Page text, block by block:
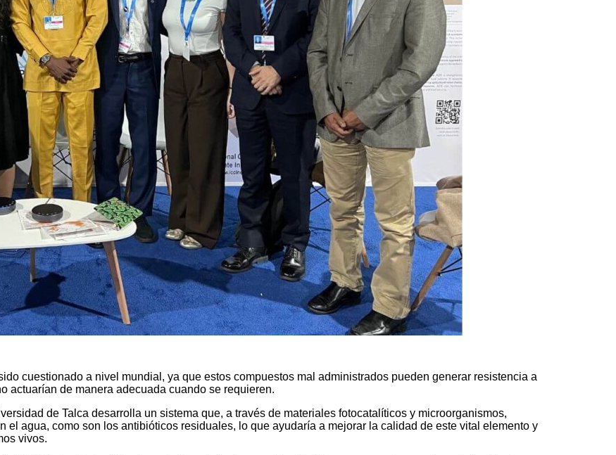
cuestionado a nivel mundial, ya que estos compuestos mal administrados pueden generar resistencia a
actuarían de manera adecuada cuando se requieren.
de Talca desarrolla un sistema que, a través de materiales fotocatalíticos y microorganismos,
el agua, como son los antibióticos residuales, lo que ayudaría a mejorar la calidad de este vital elemento y
vivos.